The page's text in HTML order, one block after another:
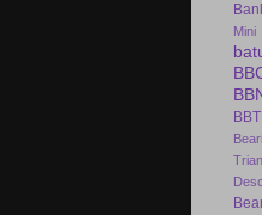
Mini